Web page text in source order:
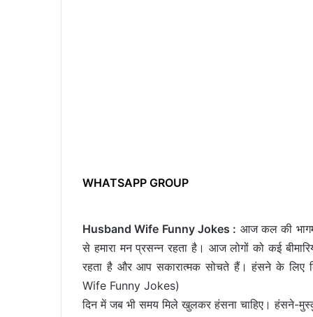
WHATSAPP GROUP
Husband Wife Funny Jokes : आज कल की
से हमारा मन प्रसन्न रहता है। आज लोगों को कई
रहता है और आप सकारात्मक सोचते हैं। हंसने के लिए
Wife Funny Jokes)
दिन में जब भी समय मिले खुलकर हंसना चाहिए। हंसने-